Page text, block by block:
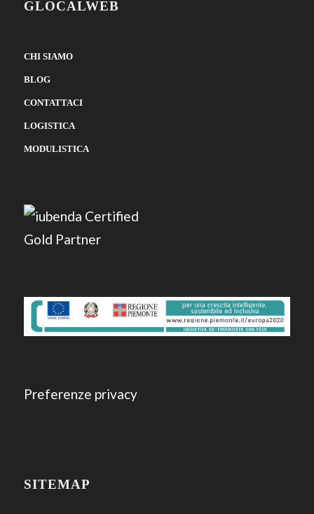
GLOCALWEB
CHI SIAMO
BLOG
CONTATTACI
LOGISTICA
MODULISTICA
Preferenze privacy
SITEMAP